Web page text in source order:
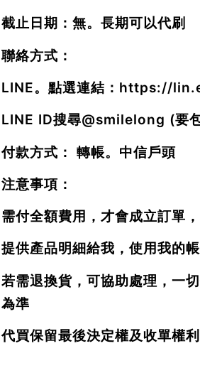
截止日期：無。長期可以代刷
聯絡方式：
LINE。點選連結： https://
LINE ID搜尋@smilelong (要
付款方式： 轉帳。中信戶頭
注意事項：
需付全額費用，才會成立訂單
提供產品明細給我，使用我的
若需退換貨，可協助處理，一
為準
代買保留最後決定權及收單權利